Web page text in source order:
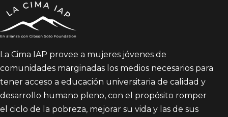
La Cima IAP provee a mujeres jóvenes de
comunidades marginadas los medios necesarios para
tener acceso a educación universitaria de calidad y
desarrollo humano pleno, con el propósito romper
el ciclo de la pobreza, mejorar su vida y las de sus